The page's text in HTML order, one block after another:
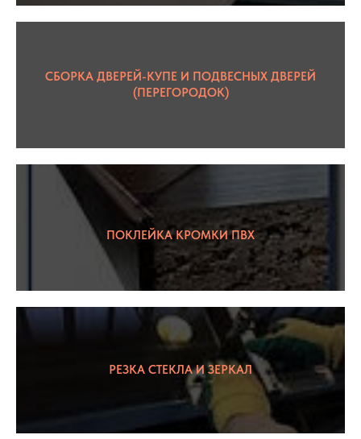
СБОРКА ДВЕРЕЙ-КУПЕ И ПОДВЕСНЫХ ДВЕРЕЙ
(ПЕРЕГОРОДОК)
ПОКЛЕЙКА КРОМКИ ПВХ
РЕЗКА СТЕКЛА И ЗЕРКАЛ